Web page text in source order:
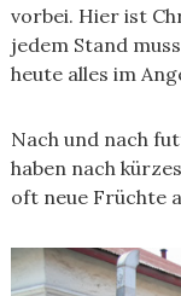
vorbei. Hier ist
jedem Stand
heute alles im
Nach und nach
haben nach
oft neue Früchte